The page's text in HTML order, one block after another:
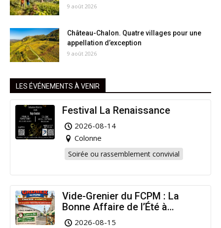
9 août 2026
Château-Chalon. Quatre villages pour une
appellation d’exception
9 août 2026
LES ÉVÉNEMENTS À VENIR
Festival La Renaissance
2026-08-14
Colonne
Soirée ou rassemblement convivial
Vide-Grenier du FCPM : La
Bonne Affaire de l’Été à
Arinthod !
2026-08-15